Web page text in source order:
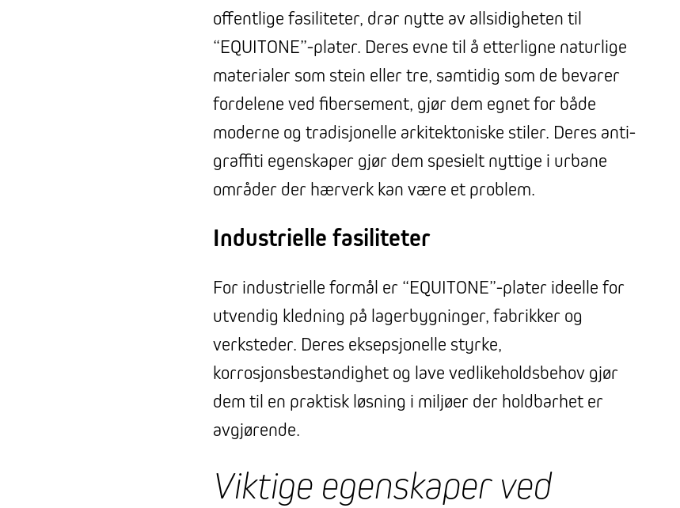
offentlige fasiliteter, drar nytte av allsidigheten til
“EQUITONE”-plater. Deres evne til å etterligne naturlige
materialer som stein eller tre, samtidig som de bevarer
fordelene ved fibersement, gjør dem egnet for både
moderne og tradisjonelle arkitektoniske stiler. Deres anti-
graffiti egenskaper gjør dem spesielt nyttige i urbane
områder der hærverk kan være et problem.
Industrielle fasiliteter
For industrielle formål er “EQUITONE”-plater ideelle for
utvendig kledning på lagerbygninger, fabrikker og
verksteder. Deres eksepsjonelle styrke,
korrosjonsbestandighet og lave vedlikeholdsbehov gjør
dem til en praktisk løsning i miljøer der holdbarhet er
avgjørende.
Viktige egenskaper ved